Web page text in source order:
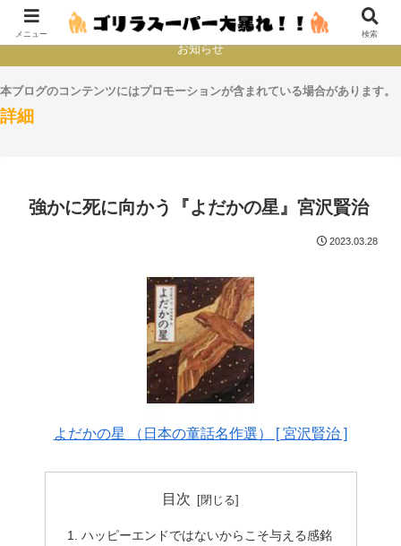
本とか映画とかゲームプレイとか
お知らせ
本ブログのコンテンツにはプロモーションが含まれている場合があります。
詳細
強かに死に向かう『よだかの星』宮沢賢治
2023.03.28
よだかの星 （日本の童話名作選） [ 宮沢賢治 ]
目次
ハッピーエンドではないからこそ与える感銘
メニュー 検索